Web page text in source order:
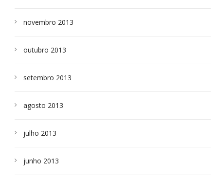
novembro 2013
outubro 2013
setembro 2013
agosto 2013
julho 2013
junho 2013